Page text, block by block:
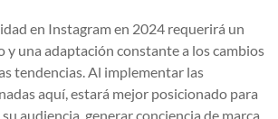
en Instagram en 2024 requerirá un
y una adaptación constante a los cambios
tendencias. Al implementar las
aquí, estará mejor posicionado para
audiencia, generar conciencia de marca